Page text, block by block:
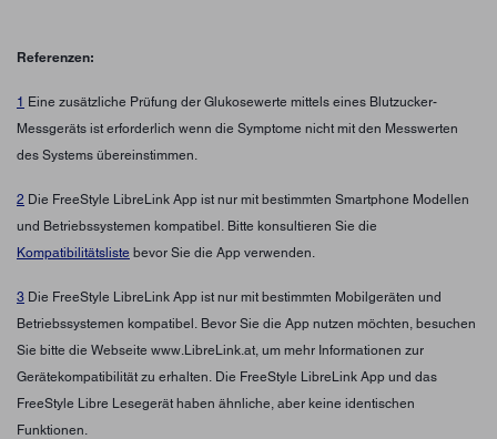
Referenzen:
1 Eine zusätzliche Prüfung der Glukosewerte mittels eines Blutzucker-
Messgeräts ist erforderlich wenn die Symptome nicht mit den Messwerten
des Systems übereinstimmen.
2 Die FreeStyle LibreLink App ist nur mit bestimmten Smartphone Modellen
und Betriebssystemen kompatibel. Bitte konsultieren Sie die
Kompatibilitätsliste bevor Sie die App verwenden.
3 Die FreeStyle LibreLink App ist nur mit bestimmten Mobilgeräten und
Betriebssystemen kompatibel. Bevor Sie die App nutzen möchten, besuchen
Sie bitte die Webseite www.LibreLink.at, um mehr Informationen zur
Gerätekompatibilität zu erhalten. Die FreeStyle LibreLink App und das
FreeStyle Libre Lesegerät haben ähnliche, aber keine identischen
Funktionen.